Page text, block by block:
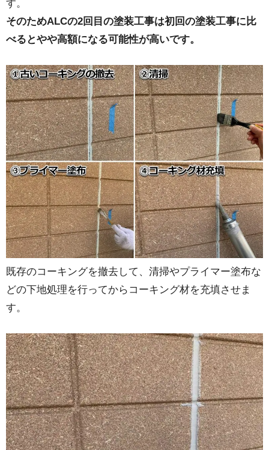
す。
そのためALCの2回目の塗装工事は初回の塗装工事に比
べるとやや高額になる可能性が高いです。
既存のコーキングを撤去して、清掃やプライマー塗布な
どの下地処理を行ってからコーキング材を充填させま
す。